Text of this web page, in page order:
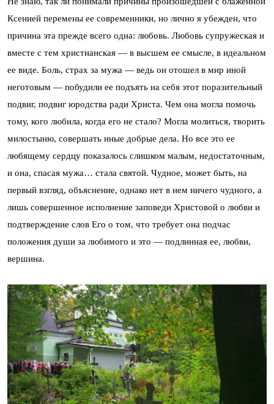
Ксенией перемены ее современники, но лично я убежден, что
причина эта прежде всего одна: любовь. Любовь супружеская и
вместе с тем христианская — в высшем ее смысле, в идеальном
ее виде. Боль, страх за мужа — ведь он отошел в мир иной
неготовым — побудили ее подъять на себя этот поразительный
подвиг, подвиг юродства ради Христа. Чем она могла помочь
тому, кого любила, когда его не стало? Могла молиться, творить
милостыню, совершать иные добрые дела. Но все это ее
любящему сердцу показалось слишком малым, недостаточным,
и она, спасая мужа… стала святой. Чудное, может быть, на
первый взгляд, объяснение, однако нет в нем ничего чудного, а
лишь совершенное исполнение заповеди Христовой о любви и
подтверждение слов Его о том, что требует она подчас
положения души за любимого и это — подлинная ее, любви,
вершина.